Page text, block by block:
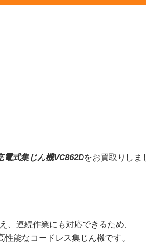
電式集じん機VC862Dをお買取りしま
、連続作業にも対応できるため、
能なコードレス集じん機です。